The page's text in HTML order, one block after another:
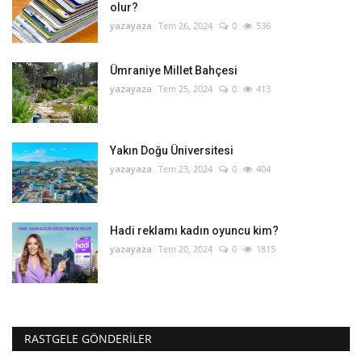
olur?
yazayaza Tem 26, 2024 0 536
Ümraniye Millet Bahçesi
yazayaza Tem 25, 2024 0 413
Yakın Doğu Üniversitesi
yazayaza Tem 23, 2024 0 404
Hadi reklamı kadın oyuncu kim?
yazayaza Tem 20, 2024 0 1815
RASTGELE GÖNDERILER